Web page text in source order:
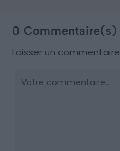
0 Commentaire(s)
Laisser un commentaire